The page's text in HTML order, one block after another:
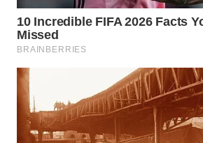
LABUANBAJO
WN
Wahana
Media
Group